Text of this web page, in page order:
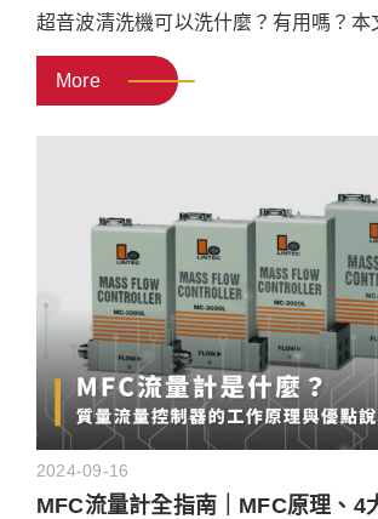
超音波清洗機可以洗什麼？有用嗎？本
波清洗機的原理，以及組成超音波清洗
件，並說明超音波洗淨的優缺點、用途
More
2024-09-16
MFC流量計全指南｜MFC原理、4